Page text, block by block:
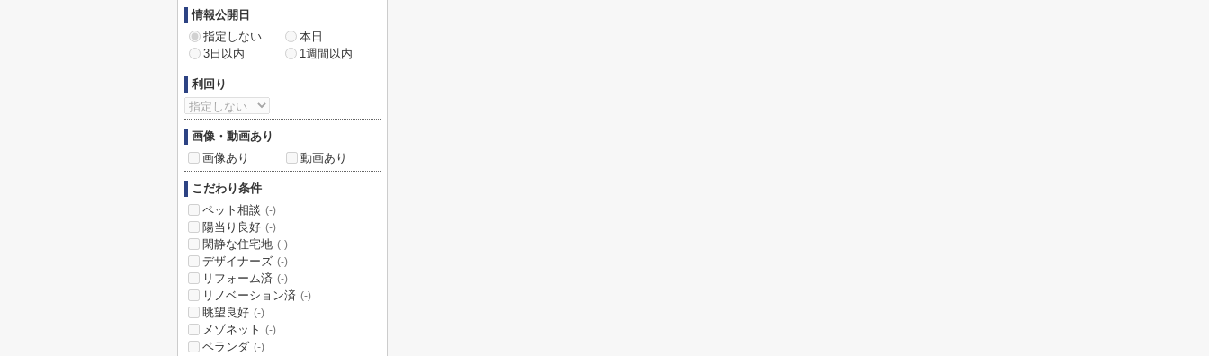
情報公開日
指定しない
本日
3日以内
1週間以内
利回り
画像・動画あり
画像あり
動画あり
こだわり条件
ペット相談 (-)
陽当り良好 (-)
閑静な住宅地 (-)
デザイナーズ (-)
リフォーム済 (-)
リノベーション済 (-)
眺望良好 (-)
メゾネット (-)
ベランダ (-)